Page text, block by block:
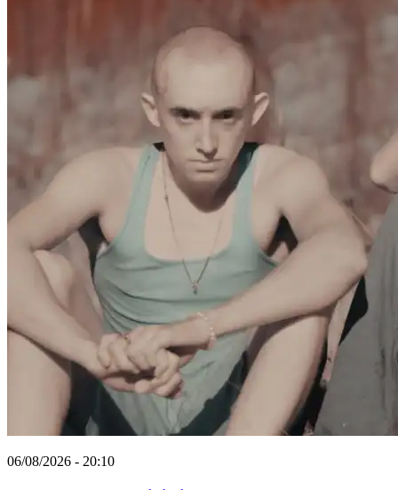
06/08/2026 - 20:10